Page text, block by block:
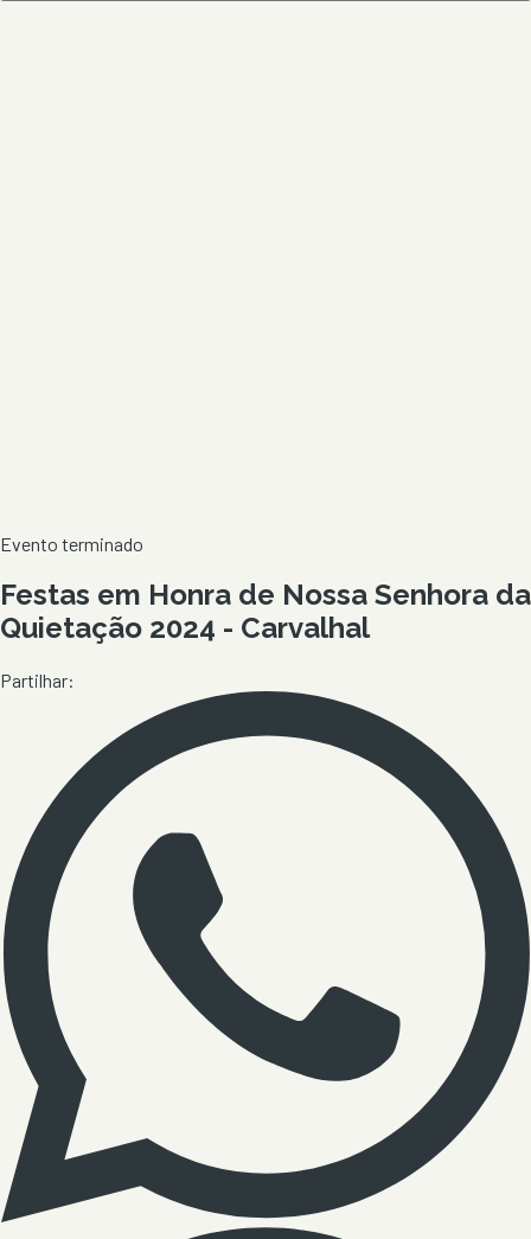
Evento terminado
Festas em Honra de Nossa Senhora da
Quietação 2024 - Carvalhal
Partilhar: